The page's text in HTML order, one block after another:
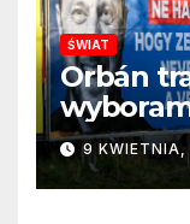
ŚWIAT
Orbán
9